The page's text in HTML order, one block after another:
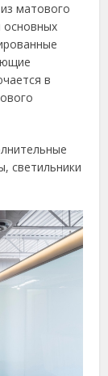
матового
основных
в
светильники